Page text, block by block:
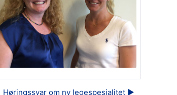
Høringssvar om ny legespesialitet ▶︎